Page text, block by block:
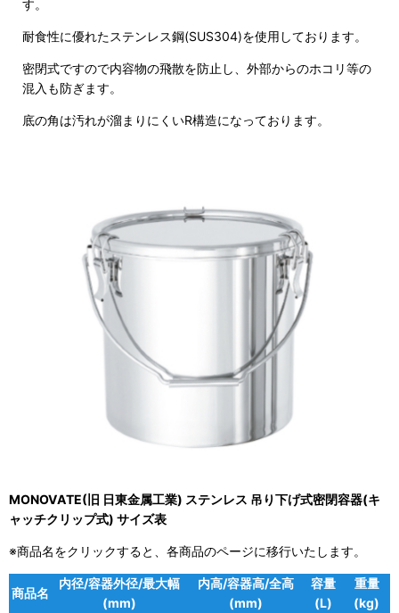
す。
耐食性に優れたステンレス鋼(SUS304)を使用しております。
密閉式ですので内容物の飛散を防止し、外部からのホコリ等の
混入も防ぎます。
底の角は汚れが溜まりにくいR構造になっております。
MONOVATE(旧 日東金属工業) ステンレス 吊り下げ式密閉容器(キ
ャッチクリップ式) サイズ表
※商品名をクリックすると、各商品のページに移行いたします。
商品名
内径/容器外径/最大幅
(mm)
内高/容器高/全高
(mm)
容量
(L)
重量
(kg)